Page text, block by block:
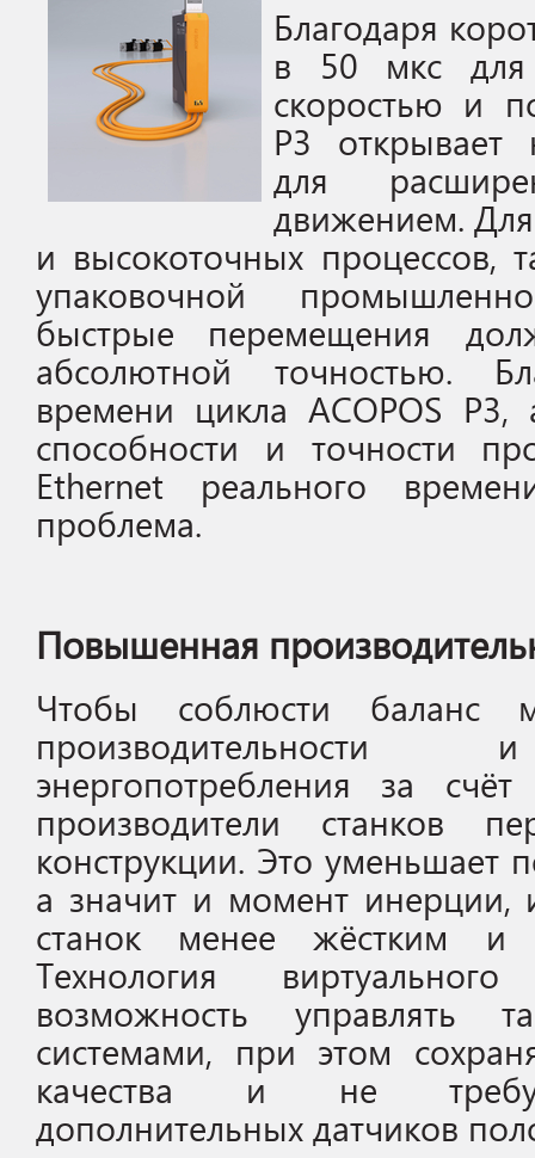
Благодаря
в 50 мкс для
скоростью и
P3 открывает
для
движением.
и высокоточных процессов,
упаковочной
быстрые перемещения
абсолютной точностью.
времени цикла ACOPOS
способности и точности
Ethernet реального
проблема.
Повышенная
Чтобы соблюсти баланс
энергопотребления за
производители станков
конструкции. Это уменьшает
а значит и момент инерции,
станок менее жёстким и
Технология
возможность управлять
системами, при этом
качества и не
дополнительных датчиков